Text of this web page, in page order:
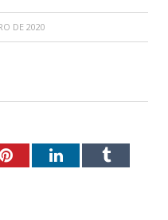
DE 2020
PinterestLinkedInTumblr